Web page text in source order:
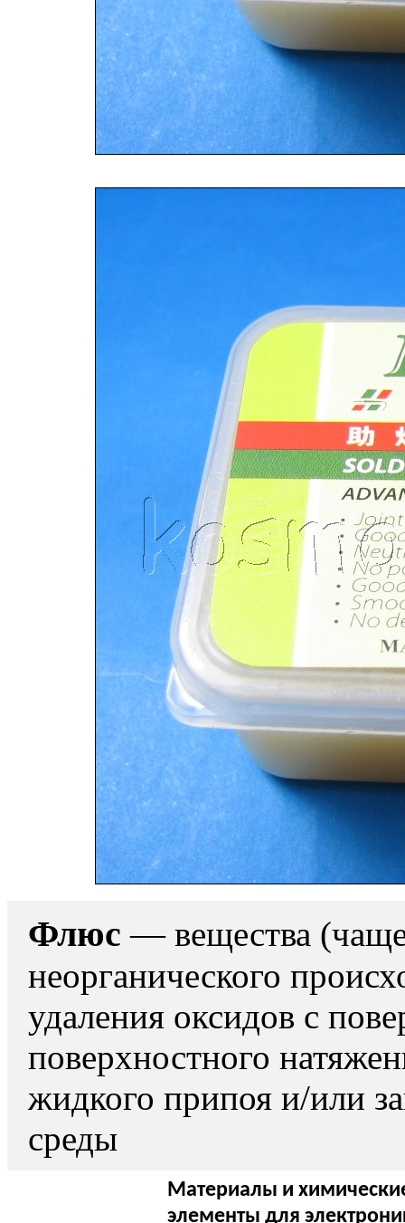
Флюс — вещества (чаще
неорганического
удаления оксидов с
поверхностного
жидкого припоя и/или
среды
Материалы и
элементы для